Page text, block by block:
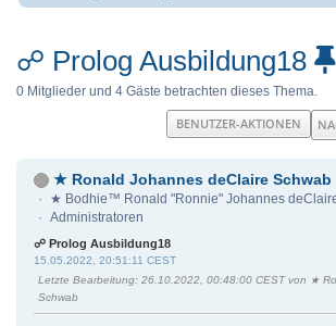
☍ Prolog Ausbildung18
0 Mitglieder und 4 Gäste betrachten dieses Thema.
BENUTZER-AKTIONEN
★ Ronald Johannes deClaire Schwab
★ Bodhie™ Ronald "Ronnie" Johannes
Administratoren
☍ Prolog Ausbildung18
15.05.2022, 20:51:11 CEST
Letzte Bearbeitung: 26.10.2022, 00:48:00 CEST von ★
Schwab